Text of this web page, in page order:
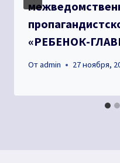
«РЕБЕНОК-
Отadmin 27 ноября,